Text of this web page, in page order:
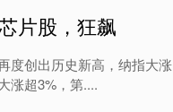
片股，狂飙
度创出历史新高，纳指大涨
涨超3%，第....